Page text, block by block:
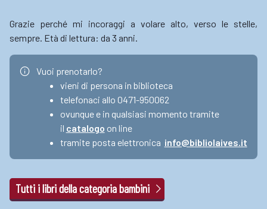
Grazie perché mi incoraggi a volare alto, verso le stelle,
sempre. Età di lettura: da 3 anni.
Vuoi prenotarlo?
vieni di persona in biblioteca
telefonaci allo 0471-950062
ovunque e in qualsiasi momento tramite
il catalogo on line
tramite posta elettronica info@bibliolaives.it
Tutti i libri della categoria bambini